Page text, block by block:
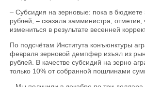
– Субсидия на зерновые: пока в
рублей, – сказала замминистра,
измениться в результате весенней
По подсчётам Института конъюнктуры
февраля зерновой демпфер изъял из
рублей. В качестве субсидий на зерно
только 10% от собранной пошлинами